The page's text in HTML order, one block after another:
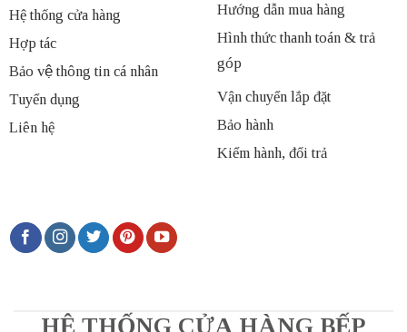
Hệ thống cửa hàng
Hợp tác
Bảo vệ thông tin cá nhân
Tuyển dụng
Liên hệ
Hướng dẫn mua hàng
Hình thức thanh toán & trả
góp
Vận chuyển lắp đặt
Bảo hành
Kiểm hành, đổi trả
HỆ THỐNG CỬA HÀNG BẾP